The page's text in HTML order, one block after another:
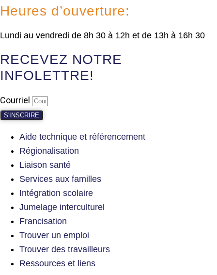
Heures d’ouverture:
Lundi au vendredi de 8h 30 à 12h et de 13h à 16h 30
RECEVEZ NOTRE
INFOLETTRE!
Courriel
S'INSCRIRE
Aide technique et référencement
Régionalisation
Liaison santé
Services aux familles
Intégration scolaire
Jumelage interculturel
Francisation
Trouver un emploi
Trouver des travailleurs
Ressources et liens